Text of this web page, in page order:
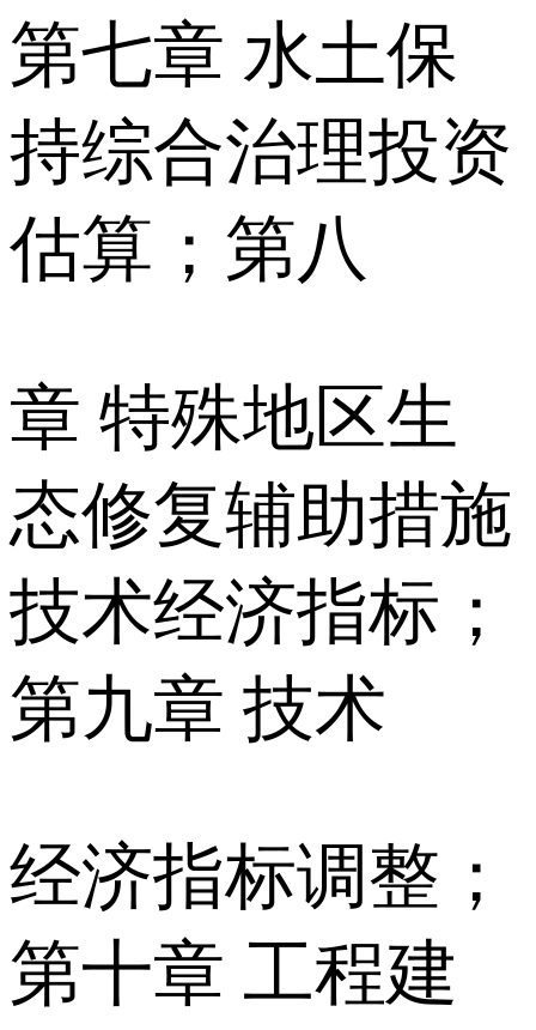
第七章 水土保
持综合治理投资
估算；第八
章 特殊地区生
态修复辅助措施
技术经济指标；
第九章 技术
经济指标调整；
第十章 工程建